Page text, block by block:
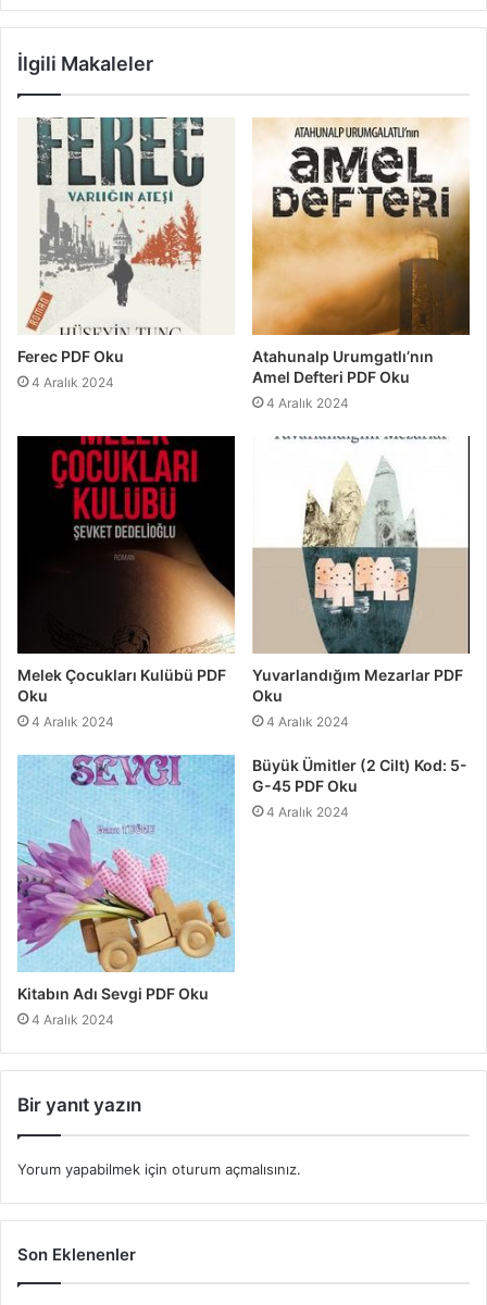
İlgili Makaleler
Ferec PDF Oku
4 Aralık 2024
Atahunalp Urumgatlı’nın
Amel Defteri PDF Oku
4 Aralık 2024
Melek Çocukları Kulübü PDF
Oku
4 Aralık 2024
Yuvarlandığım Mezarlar PDF
Oku
4 Aralık 2024
Kitabın Adı Sevgi PDF Oku
4 Aralık 2024
Büyük Ümitler (2 Cilt) Kod: 5-
G-45 PDF Oku
4 Aralık 2024
Bir yanıt yazın
Yorum yapabilmek için oturum açmalısınız.
Son Eklenenler